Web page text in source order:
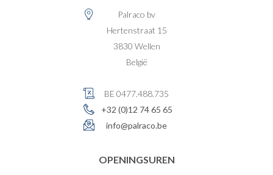
Palraco bv
Hertenstraat 15
3830 Wellen
België
BE 0477.488.735
+32 (0)12 74 65 65
info@palraco.be
OPENINGSUREN